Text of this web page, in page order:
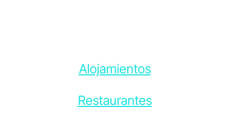
Alojamientos
Restaurantes